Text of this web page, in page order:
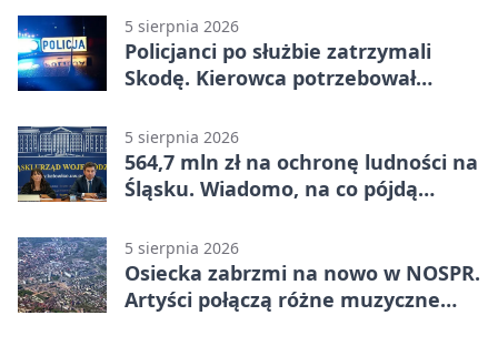
5 sierpnia 2026
Policjanci po służbie zatrzymali
Skodę. Kierowca potrzebował
5 sierpnia 2026
564,7 mln zł na ochronę ludności na
Śląsku. Wiadomo, na co pójdą
5 sierpnia 2026
Osiecka zabrzmi na nowo w NOSPR.
Artyści połączą różne muzyczne